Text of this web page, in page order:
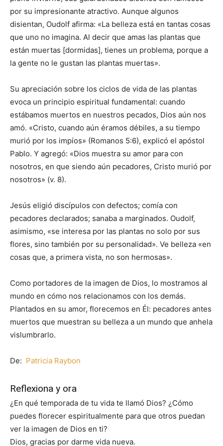
por su impresionante atractivo. Aunque algunos
disientan, Oudolf afirma: «La belleza está en tantas cosas
que uno no imagina. Al decir que amas las plantas que
están muertas [dormidas], tienes un problema, porque a
la gente no le gustan las plantas muertas».
Su apreciación sobre los ciclos de vida de las plantas
evoca un principio espiritual fundamental: cuando
estábamos muertos en nuestros pecados, Dios aún nos
amó. «Cristo, cuando aún éramos débiles, a su tiempo
murió por los impíos» (Romanos 5:6), explicó el apóstol
Pablo. Y agregó: «Dios muestra su amor para con
nosotros, en que siendo aún pecadores, Cristo murió por
nosotros» (v. 8).
Jesús eligió discípulos con defectos; comía con
pecadores declarados; sanaba a marginados. Oudolf,
asimismo, «se interesa por las plantas no solo por sus
flores, sino también por su personalidad». Ve belleza «en
cosas que, a primera vista, no son hermosas».
Como portadores de la imagen de Dios, lo mostramos al
mundo en cómo nos relacionamos con los demás.
Plantados en su amor, florecemos en Él: pecadores antes
muertos que muestran su belleza a un mundo que anhela
vislumbrarlo.
De: Patricia Raybon
Reflexiona y ora
¿En qué temporada de tu vida te llamó Dios? ¿Cómo
puedes florecer espiritualmente para que otros puedan
ver la imagen de Dios en ti?
Dios, gracias por darme vida nueva.